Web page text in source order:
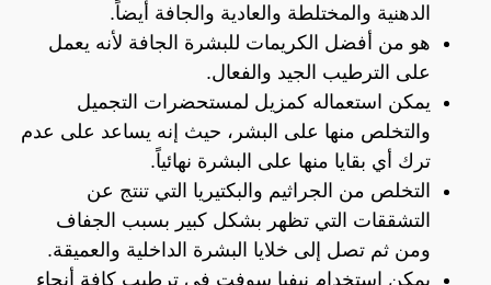
الدهنية والمختلطة والعادية والجافة أيضاً.
هو من أفضل الكريمات للبشرة الجافة لأنه يعمل
على الترطيب الجيد والفعال.
يمكن استعماله كمزيل لمستحضرات التجميل
والتخلص منها على البشر، حيث إنه يساعد على عدم
ترك أي بقايا منها على البشرة نهائياً.
التخلص من الجراثيم والبكتيريا التي تنتج عن
التشققات التي تظهر بشكل كبير بسبب الجفاف
ومن ثم تصل إلى خلايا البشرة الداخلية والعميقة.
يمكن استخدام نيفيا سوفت في ترطيب كافة أنحاء